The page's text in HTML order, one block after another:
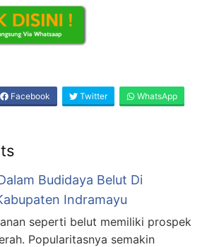
Facebook Twitter WhatsApp
Budidaya Belut Di
Indramayu
seperti belut memiliki prospek
Popularitasnya semakin